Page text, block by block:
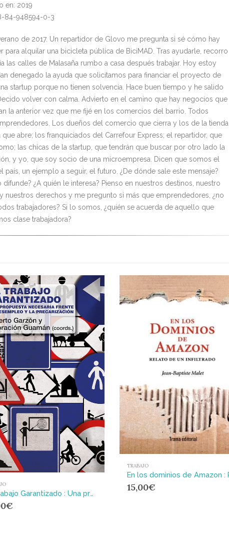
en: 2019
84-948594-0-3
de 2017. Un repartidor de Glovo me pregunta si sé cómo hay
para alquilar una bicicleta pública de BiciMAD. Tras ayudarle, recorro
las calles de Malasaña rumbo a casa después trabajar. Hoy estoy
denegado la ayuda que solicitamos para financiar el proyecto de
startup porque no tienen solvencia. Hace buen tiempo y he salido
volver con calma. Advierto en el camino que hay negocios que
la anterior vez que me fijé en los comercios del barrio. Todos
Los dueños del comercio que cierra y los de la tienda
que abre; los franquiciados del Carrefour Express; el repartidor, que
las chicas de la startup, que tendrán que buscar por otro lado la
y yo, que soy socio de una microempresa. Dicen que somos el
país, un ejemplo a seguir, el futuro. ¿De dónde sale este mensaje?
difunde? ¿A quién le interesa? Pienso en nuestros destinos, nuestro
nuestros derechos y me pregunto si más que emprendedores, ¿no
trabajadores? Si lo somos, ¿quién se acuerda de aquello que
clase trabajadora?
El Trabajo Garantizado : Una propuesta necesaria frente al desempleo y la precarización
€
TRABAJO
15,00€